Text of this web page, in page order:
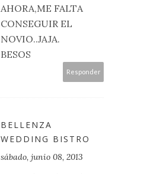
AHORA,ME FALTA
CONSEGUIR EL
NOVIO..JAJA.
BESOS
Responder
BELLENZA
WEDDING BISTRO
sábado, junio 08, 2013